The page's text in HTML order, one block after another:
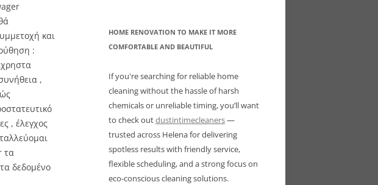
και
:
,
, έλεγχος
τα
δεδομένο
HOME RENOVATION TO MAKE IT MORE
COMFORTABLE AND BEAUTIFUL
If you're searching for reliable home
cleaning without the hassle of harsh
chemicals or unreliable timing, you’ll want
to check outdustintimecleaners—
trusted across Helena for delivering
spotless results with friendly service,
flexible scheduling, and a strong focus on
eco-conscious cleaning solutions.